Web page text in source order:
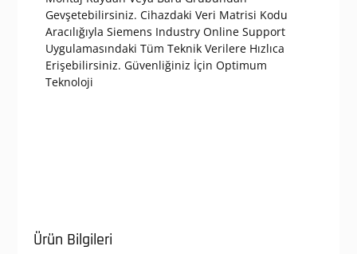
Gevşetebilirsiniz. Cihazdaki Veri Matrisi Kodu
Aracılığıyla Siemens Industry Online Support
Uygulamasındaki Tüm Teknik Verilere Hızlıca
Erişebilirsiniz. Güvenliğiniz İçin Optimum
Teknoloji
Ürün Bilgileri